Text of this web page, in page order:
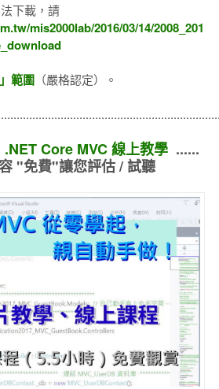
下載，請
mis2000lab/2016/03/14/2008_201
範圍（嚴格認定）。
Core MVC 線上教學......
"免費"讓您評估 / 試聽